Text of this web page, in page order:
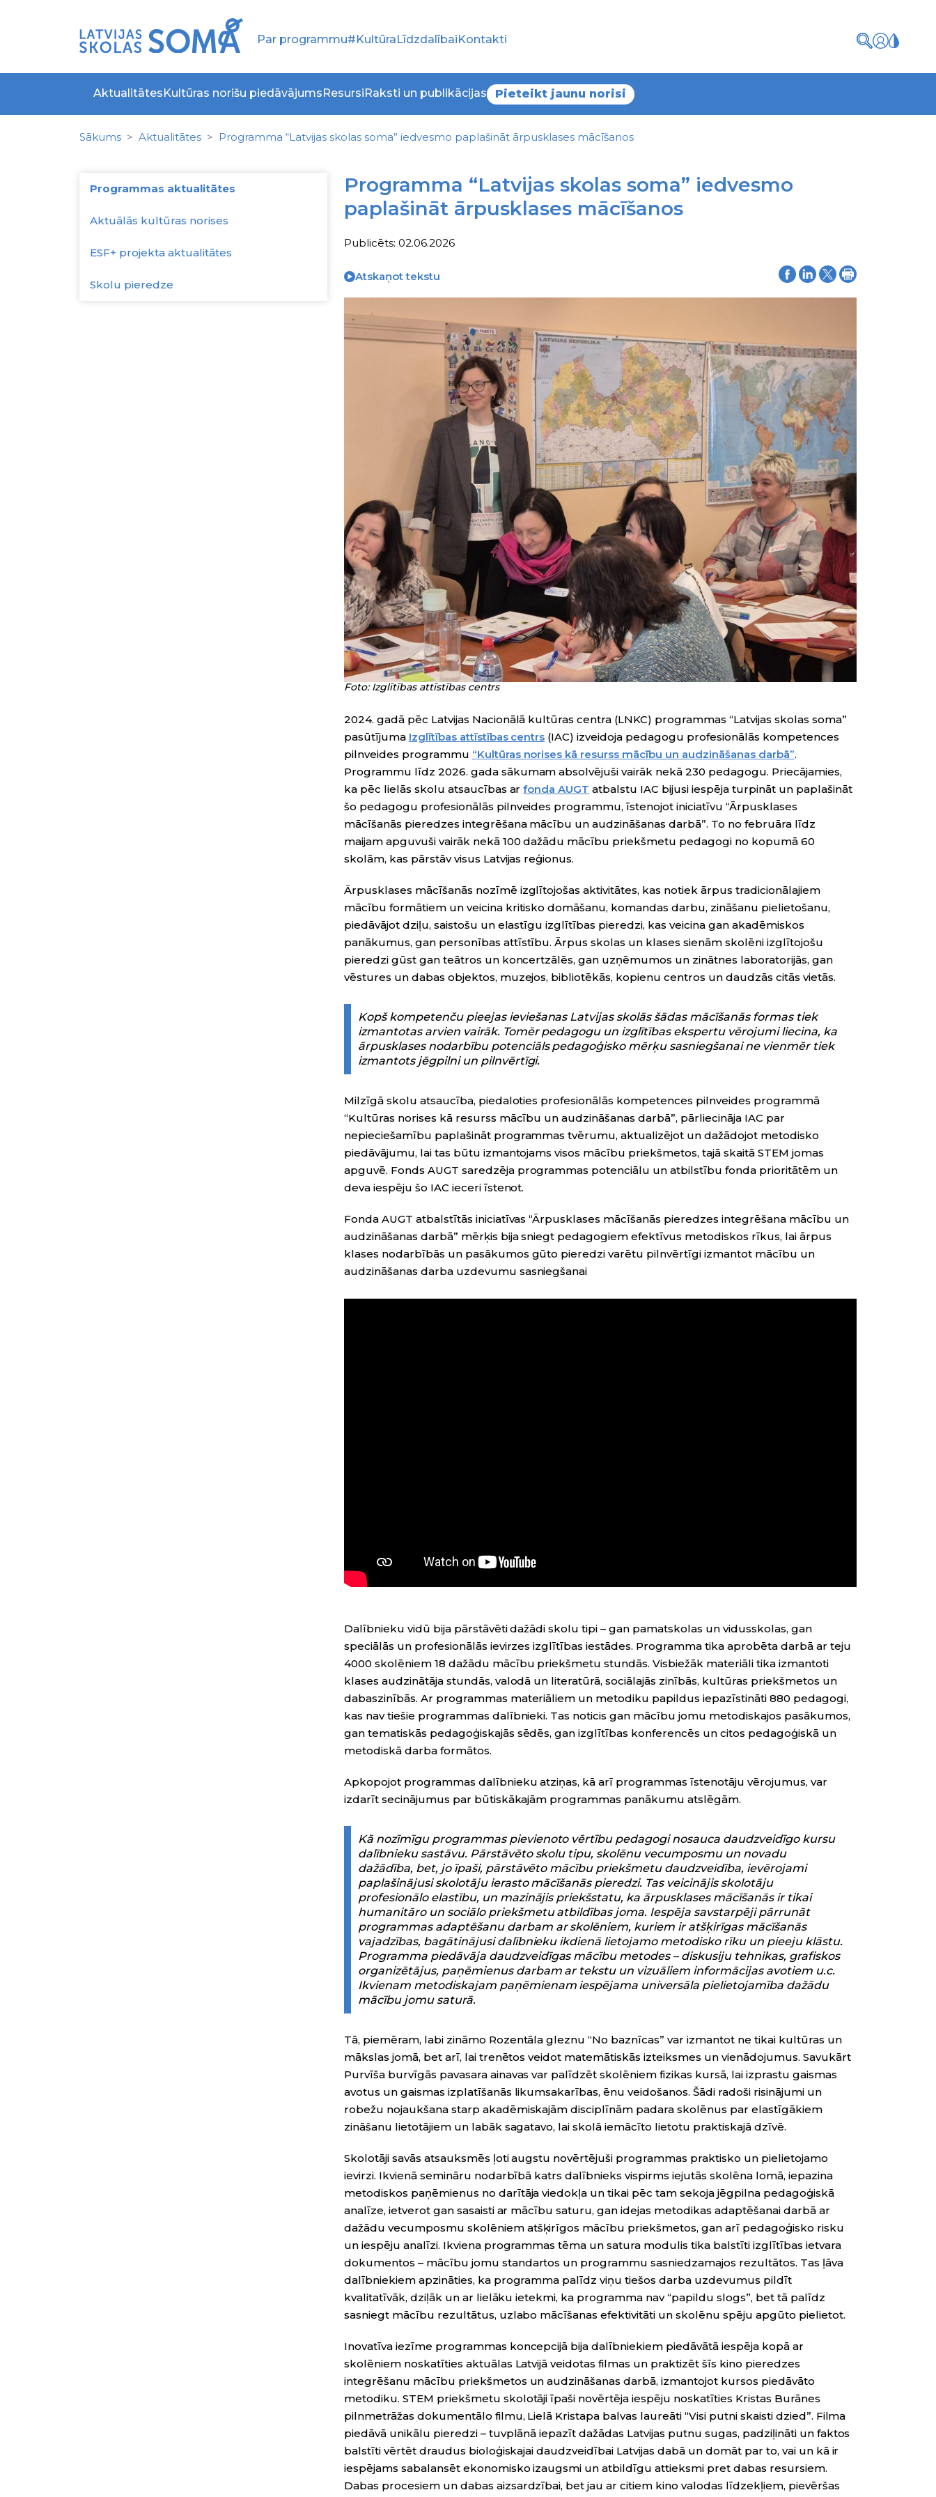
Par programmu#KultūraLīdzdalībai Kontakti
Aktualitātes Kultūras norišu piedāvājums Resursi Raksti un publikācijas Pieteikt jaunu norisi
Sākums Aktualitātes Programma “Latvijas skolas soma” iedvesmo paplašināt ārpusklases mācīšanos
Programmas aktualitātes
Aktuālās kultūras norises
ESF+ projekta aktualitātes
Skolu pieredze
Programma “Latvijas skolas soma” iedvesmo
paplašināt ārpusklases mācīšanos
Publicēts: 02.06.2026
Atskaņot tekstu
Foto: Izglītības attīstības centrs
2024. gadā pēc Latvijas Nacionālā kultūras centra (LNKC) programmas “Latvijas skolas soma”
pasūtījuma Izglītības attīstības centrs (IAC) izveidoja pedagogu profesionālās kompetences
pilnveides programmu “Kultūras norises kā resurss mācību un audzināšanas darbā”.
Programmu līdz 2026. gada sākumam absolvējuši vairāk nekā 230 pedagogu. Priecājamies,
ka pēc lielās skolu atsaucības arfonda AUGT atbalstu IAC bijusi iespēja turpināt un paplašināt
šo pedagogu profesionālās pilnveides programmu, īstenojot iniciatīvu “Ārpusklases
mācīšanās pieredzes integrēšana mācību un audzināšanas darbā”. To no februāra līdz
maijam apguvuši vairāk nekā 100 dažādu mācību priekšmetu pedagogi no kopumā 60
skolām, kas pārstāv visus Latvijas reģionus.
Ārpusklases mācīšanās nozīmē izglītojošas aktivitātes, kas notiek ārpus tradicionālajiem
mācību formātiem un veicina kritisko domāšanu, komandas darbu, zināšanu pielietošanu,
piedāvājot dziļu, saistošu un elastīgu izglītības pieredzi, kas veicina gan akadēmiskos
panākumus, gan personības attīstību. Ārpus skolas un klases sienām skolēni izglītojošu
pieredzi gūst gan teātros un koncertzālēs, gan uzņēmumos un zinātnes laboratorijās, gan
vēstures un dabas objektos, muzejos, bibliotēkās, kopienu centros un daudzās citās vietās.
Kopš kompetenču pieejas ieviešanas Latvijas skolās šādas mācīšanās formas tiek
izmantotas arvien vairāk. Tomēr pedagogu un izglītības ekspertu vērojumi liecina, ka
ārpusklases nodarbību potenciāls pedagoģisko mērķu sasniegšanai ne vienmēr tiek
izmantots jēgpilni un pilnvērtīgi.
Milzīgā skolu atsaucība, piedaloties profesionālās kompetences pilnveides programmā
“Kultūras norises kā resurss mācību un audzināšanas darbā”, pārliecināja IAC par
nepieciešamību paplašināt programmas tvērumu, aktualizējot un dažādojot metodisko
piedāvājumu, lai tas būtu izmantojams visos mācību priekšmetos, tajā skaitā STEM jomas
apguvē. Fonds AUGT saredzēja programmas potenciālu un atbilstību fonda prioritātēm un
deva iespēju šo IAC ieceri īstenot.
Fonda AUGT atbalstītās iniciatīvas “Ārpusklases mācīšanās pieredzes integrēšana mācību un
audzināšanas darbā” mērķis bija sniegt pedagogiem efektīvus metodiskos rīkus, lai ārpus
klases nodarbībās un pasākumos gūto pieredzi varētu pilnvērtīgi izmantot mācību un
audzināšanas darba uzdevumu sasniegšanai
Dalībnieku vidū bija pārstāvēti dažādi skolu tipi – gan pamatskolas un vidusskolas, gan
speciālās un profesionālās ievirzes izglītības iestādes. Programma tika aprobēta darbā ar teju
4000 skolēniem 18 dažādu mācību priekšmetu stundās. Visbiežāk materiāli tika izmantoti
klases audzinātāja stundās, valodā un literatūrā, sociālajās zinībās, kultūras priekšmetos un
dabaszinībās. Ar programmas materiāliem un metodiku papildus iepazīstināti 880 pedagogi,
kas nav tiešie programmas dalībnieki. Tas noticis gan mācību jomu metodiskajos pasākumos,
gan tematiskās pedagoģiskajās sēdēs, gan izglītības konferencēs un citos pedagoģiskā un
metodiskā darba formātos.
Apkopojot programmas dalībnieku atziņas, kā arī programmas īstenotāju vērojumus, var
izdarīt secinājumus par būtiskākajām programmas panākumu atslēgām.
Kā nozīmīgu programmas pievienoto vērtību pedagogi nosauca daudzveidīgo kursu
dalībnieku sastāvu. Pārstāvēto skolu tipu, skolēnu vecumposmu un novadu
dažādība, bet, jo īpaši, pārstāvēto mācību priekšmetu daudzveidība, ievērojami
paplašinājusi skolotāju ierasto mācīšanās pieredzi. Tas veicinājis skolotāju
profesionālo elastību, un mazinājis priekšstatu, ka ārpusklases mācīšanās ir tikai
humanitāro un sociālo priekšmetu atbildības joma. Iespēja savstarpēji pārrunāt
programmas adaptēšanu darbam ar skolēniem, kuriem ir atšķirīgas mācīšanās
vajadzības, bagātinājusi dalībnieku ikdienā lietojamo metodisko rīku un pieeju klāstu.
Programma piedāvāja daudzveidīgas mācību metodes – diskusiju tehnikas, grafiskos
organizētājus, paņēmienus darbam ar tekstu un vizuāliem informācijas avotiem u.c.
Ikvienam metodiskajam paņēmienam iespējama universāla pielietojamība dažādu
mācību jomu saturā.
Tā, piemēram, labi zināmo Rozentāla gleznu “No baznīcas” var izmantot ne tikai kultūras un
mākslas jomā, bet arī, lai trenētos veidot matemātiskās izteiksmes un vienādojumus. Savukārt
Purvīša burvīgās pavasara ainavas var palīdzēt skolēniem fizikas kursā, lai izprastu gaismas
avotus un gaismas izplatīšanās likumsakarības, ēnu veidošanos. Šādi radoši risinājumi un
robežu nojaukšana starp akadēmiskajām disciplīnām padara skolēnus par elastīgākiem
zināšanu lietotājiem un labāk sagatavo, lai skolā iemācīto lietotu praktiskajā dzīvē.
Skolotāji savās atsauksmēs ļoti augstu novērtējuši programmas praktisko un pielietojamo
ievirzi. Ikvienā semināru nodarbībā katrs dalībnieks vispirms iejutās skolēna lomā, iepazina
metodiskos paņēmienus no darītāja viedokļa un tikai pēc tam sekoja jēgpilna pedagoģiskā
analīze, ietverot gan sasaisti ar mācību saturu, gan idejas metodikas adaptēšanai darbā ar
dažādu vecumposmu skolēniem atšķirīgos mācību priekšmetos, gan arī pedagoģisko risku
un iespēju analīzi. Ikviena programmas tēma un satura modulis tika balstīti izglītības ietvara
dokumentos – mācību jomu standartos un programmu sasniedzamajos rezultātos. Tas ļāva
dalībniekiem apzināties, ka programma palīdz viņu tiešos darba uzdevumus pildīt
kvalitatīvāk, dziļāk un ar lielāku ietekmi, ka programma nav “papildu slogs”, bet tā palīdz
sasniegt mācību rezultātus, uzlabo mācīšanas efektivitāti un skolēnu spēju apgūto pielietot.
Inovatīva iezīme programmas koncepcijā bija dalībniekiem piedāvātā iespēja kopā ar
skolēniem noskatīties aktuālas Latvijā veidotas filmas un praktizēt šīs kino pieredzes
integrēšanu mācību priekšmetos un audzināšanas darbā, izmantojot kursos piedāvāto
metodiku. STEM priekšmetu skolotāji īpaši novērtēja iespēju noskatīties Kristas Burānes
pilnmetrāžas dokumentālo filmu, Lielā Kristapa balvas laureāti “Visi putni skaisti dzied”. Filma
piedāvā unikālu pieredzi – tuvplānā iepazīt dažādas Latvijas putnu sugas, padziļināti un faktos
balstīti vērtēt draudus bioloģiskajai daudzveidībai Latvijas dabā un domāt par to, vai un kā ir
iespējams sabalansēt ekonomisko izaugsmi un atbildīgu attieksmi pret dabas resursiem.
Dabas procesiem un dabas aizsardzībai, bet jau ar citiem kino valodas līdzekļiem, pievēršas